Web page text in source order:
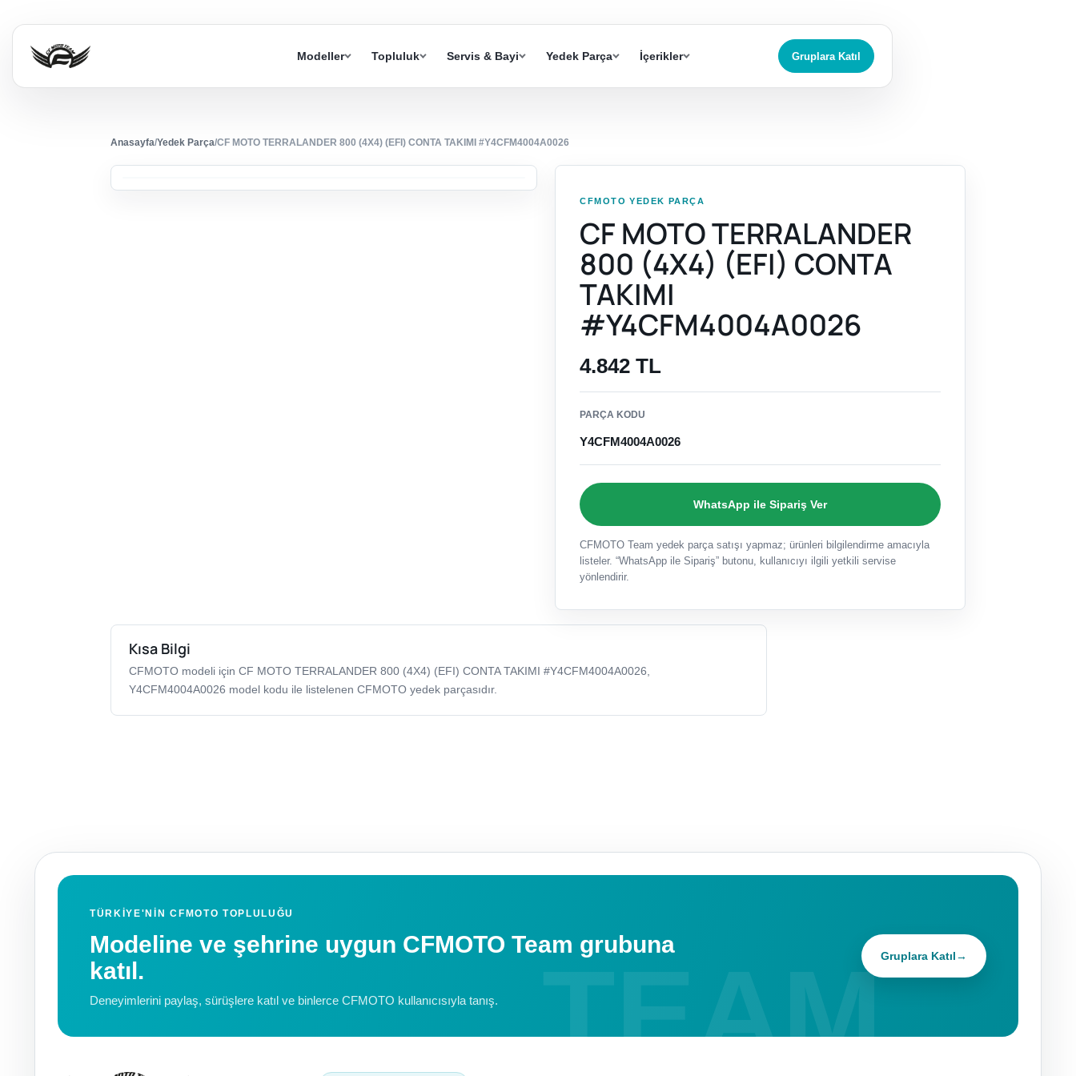
Modeller Topluluk Servis & Bayi Yedek Parça İçerikler Gruplara Katıl
Anasayfa/Yedek Parça/CF MOTO TERRALANDER 800 (4X4) (EFI) CONTA TAKIMI #Y4CFM4004A0026
CFMOTO YEDEK PARÇA
CF MOTO TERRALANDER
800 (4X4) (EFI) CONTA
TAKIMI
#Y4CFM4004A0026
4.842 TL
PARÇA KODU
Y4CFM4004A0026
WhatsApp ile Sipariş Ver
CFMOTO Team yedek parça satışı yapmaz; ürünleri bilgilendirme amacıyla
listeler. “WhatsApp ile Sipariş” butonu, kullanıcıyı ilgili yetkili servise
yönlendirir.
Kısa Bilgi
CFMOTO modeli için CF MOTO TERRALANDER 800 (4X4) (EFI) CONTA TAKIMI #Y4CFM4004A0026,
Y4CFM4004A0026 model kodu ile listelenen CFMOTO yedek parçasıdır.
TÜRKIYE'NIN CFMOTO TOPLULUĞU
Modeline ve şehrine uygun CFMOTO Team grubuna
katıl.
Deneyimlerini paylaş, sürüşlere katıl ve binlerce CFMOTO kullanıcısıyla tanış.
Gruplara Katıl→